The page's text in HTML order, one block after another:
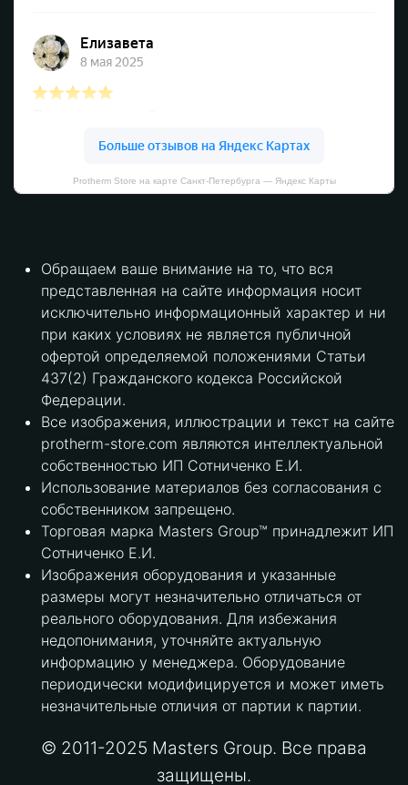
Protherm Store на карте Санкт‑Петербурга — Яндекс Карты
Обращаем ваше внимание на то, что вся
представленная на сайте информация носит
исключительно информационный характер и ни
при каких условиях не является публичной
офертой определяемой положениями Статьи
437(2) Гражданского кодекса Российской
Федерации.
Все изображения, иллюстрации и текст на сайте
protherm-store.com являются интеллектуальной
собственностью ИП Сотниченко Е.И.
Использование материалов без согласования с
собственником запрещено.
Торговая марка Masters Group™ принадлежит ИП
Сотниченко Е.И.
Изображения оборудования и указанные
размеры могут незначительно отличаться от
реального оборудования. Для избежания
недопонимания, уточняйте актуальную
информацию у менеджера. Оборудование
периодически модифицируется и может иметь
незначительные отличия от партии к партии.
© 2011-2025 Masters Group. Все права
защищены.